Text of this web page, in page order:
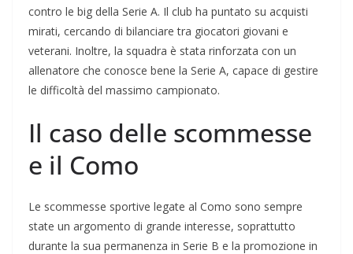
contro le big della Serie A. Il club ha puntato su acquisti
mirati, cercando di bilanciare tra giocatori giovani e
veterani. Inoltre, la squadra è stata rinforzata con un
allenatore che conosce bene la Serie A, capace di gestire
le difficoltà del massimo campionato.
Il caso delle scommesse
e il Como
Le scommesse sportive legate al Como sono sempre
state un argomento di grande interesse, soprattutto
durante la sua permanenza in Serie B e la promozione in